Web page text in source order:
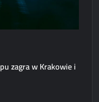
zagra w Krakowie i